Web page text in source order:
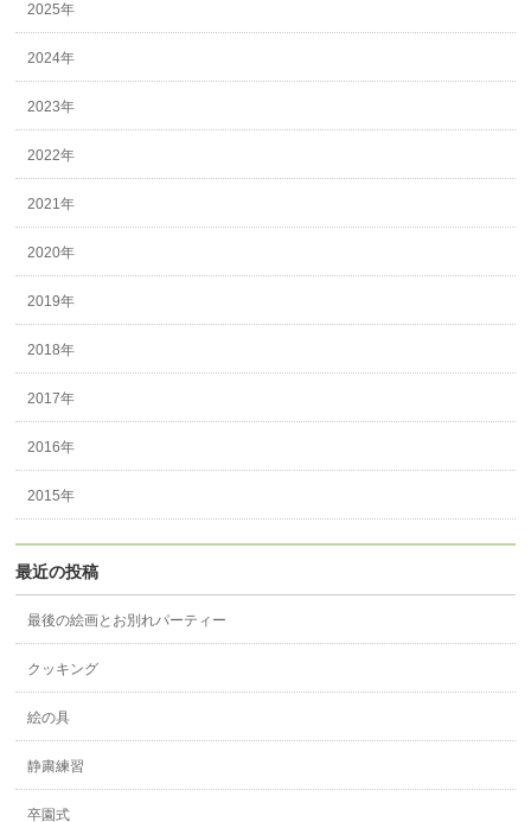
2025年
2024年
2023年
2022年
2021年
2020年
2019年
2018年
2017年
2016年
2015年
最近の投稿
最後の絵画とお別れパーティー
クッキング
絵の具
静粛練習
卒園式